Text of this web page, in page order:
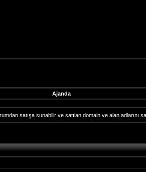
Ajanda
satışa sunabilir ve satılan domain ve alan adlarını